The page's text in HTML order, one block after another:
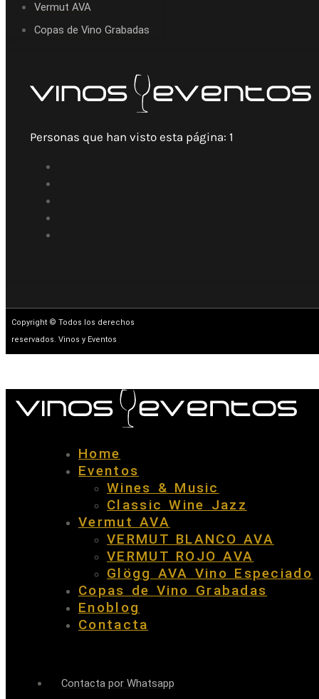
Vermut AVA
Copas de Vino Grabadas
Personas que han visto esta página: 1
Copyright © Todos los derechos
reservados. Vinos y Eventos
Home
Eventos
Wines & Music
Classic Wine Jazz
Vermut AVA
VERMUT BLANCO AVA
VERMUT ROJO AVA
Glögg AVA Vino Especiado
Copas de Vino Grabadas
Enoblog
Contacta
Contacta por Whatsapp